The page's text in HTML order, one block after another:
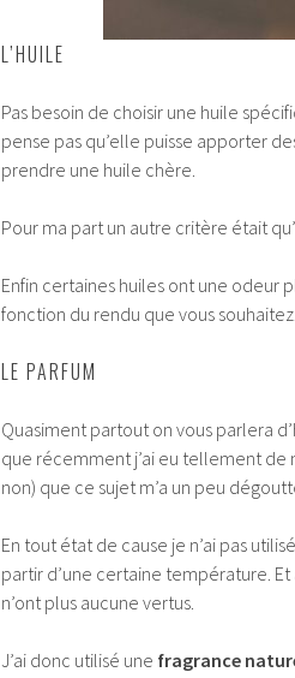
L’HUILE
Pas besoin de choisir une huile
pense pas qu’elle puisse apporter
prendre une huile chère.
Pour ma part un autre critère était
Enfin certaines huiles ont une odeur
fonction du rendu que vous souhaitez.
LE PARFUM
Quasiment partout on vous parlera
que récemment j’ai eu tellement de
non) que ce sujet m’a un peu
En tout état de cause je n’ai pas utilisé
partir d’une certaine température.
n’ont plus aucune vertus.
J’ai donc utilisé une fragrance